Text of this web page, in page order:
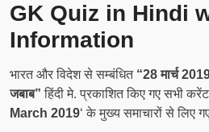
GK Quiz in Hindi
Information
भारत और विदेश से सम्बंधित “28 मार्च
जबाब” हिंदी मे. प्रकाशित किए गए सभी करेंट
March 2019‘ के मुख्य समाचारों से लिए